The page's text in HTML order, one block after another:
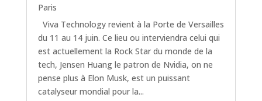
Paris
Viva Technology revient à la Porte de Versailles
du 11 au 14 juin. Ce lieu ou interviendra celui qui
est actuellement la Rock Star du monde de la
tech, Jensen Huang le patron de Nvidia, on ne
pense plus à Elon Musk, est un puissant
catalyseur mondial pour la...